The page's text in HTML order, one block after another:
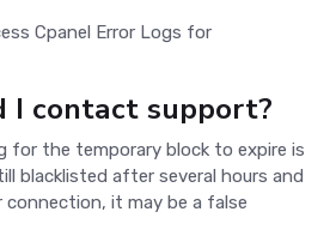
Cpanel Error Logs for
I contact support?
for the temporary block to expire is
blacklisted after several hours and
connection, it may be a false